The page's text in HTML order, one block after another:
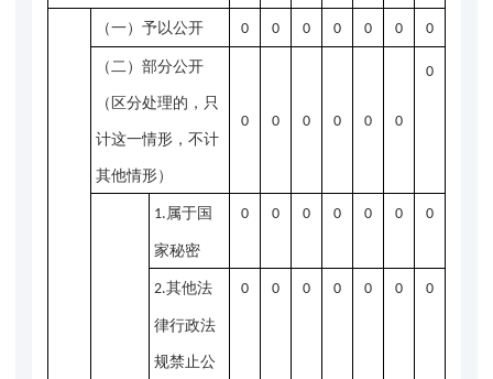
（一）予以公开 0 0 0 0 0 0 0
（二）部分公开
（区分处理的，只
计这一情形，不计
其他情形）
0 0 0 0 0 0
0
1. 属于国
家秘密
0 0 0 0 0 0 0
2.其他法
律行政法
规禁止公
0 0 0 0 0 0 0